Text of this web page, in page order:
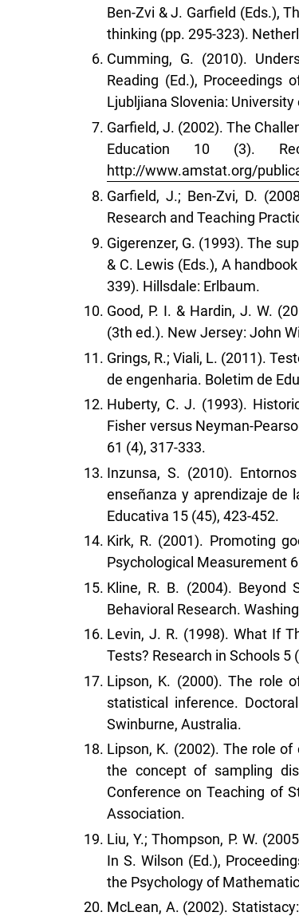
Ben-Zvi & J. Garfield (Eds.),
thinking (pp. 295-323).
Cumming, G. (2010).
Reading (Ed.), Proceedings
Ljubljiana Slovenia: University
Garfield, J. (2002). The
Education 10 (3).
http://www.amstat.org/
Garfield, J.; Ben-Zvi, D.
Research and Teaching
Gigerenzer, G. (1993). The
& C. Lewis (Eds.), A
339). Hillsdale: Erlbaum.
Good, P. I. & Hardin, J. W.
(3th ed.). New Jersey: John
Grings, R.; Viali, L. (2011).
de engenharia. Boletim de
Huberty, C. J. (1993).
Fisher versus Neyman-
61 (4), 317-333.
Inzunsa, S. (2010).
enseñanza y aprendizaje de
Educativa 15 (45), 423-452.
Kirk, R. (2001). Promoting
Psychological Measurement
Kline, R. B. (2004). Beyond
Behavioral Research.
Levin, J. R. (1998). What If
Tests? Research in Schools 5
Lipson, K. (2000). The role
statistical inference.
Swinburne, Australia.
Lipson, K. (2002). The role
the concept of sampling
Conference on Teaching of
Association.
Liu, Y.; Thompson, P. W.
In S. Wilson (Ed.),
the Psychology of
McLean, A. (2002).